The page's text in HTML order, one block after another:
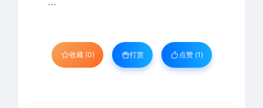
```
收藏 (0) 打赏 点赞 (1)